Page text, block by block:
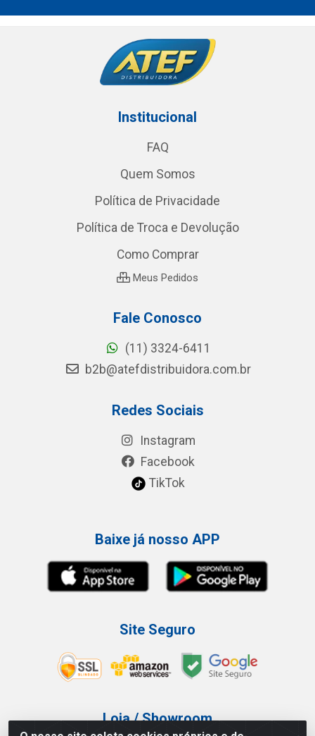
Institucional
FAQ
Quem Somos
Política de Privacidade
Política de Troca e Devolução
Como Comprar
Meus Pedidos
Fale Conosco
(11) 3324-6411
b2b@atefdistribuidora.com.br
Redes Sociais
Instagram
Facebook
TikTok
Baixe já nosso APP
Site Seguro
Loja / Showroom